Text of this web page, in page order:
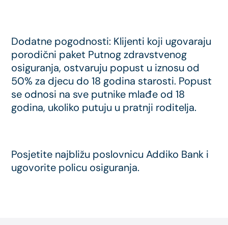
Dodatne pogodnosti: Klijenti koji ugovaraju
porodični paket Putnog zdravstvenog
osiguranja, ostvaruju popust u iznosu od
50% za djecu do 18 godina starosti. Popust
se odnosi na sve putnike mlađe od 18
godina, ukoliko putuju u pratnji roditelja.
Posjetite najbližu poslovnicu Addiko Bank i
ugovorite policu osiguranja.